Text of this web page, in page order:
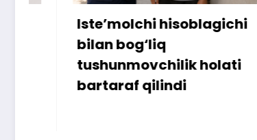
Iste’molchi hisoblagichi
bilan bog‘liq
tushunmovchilik holati
bartaraf qilindi